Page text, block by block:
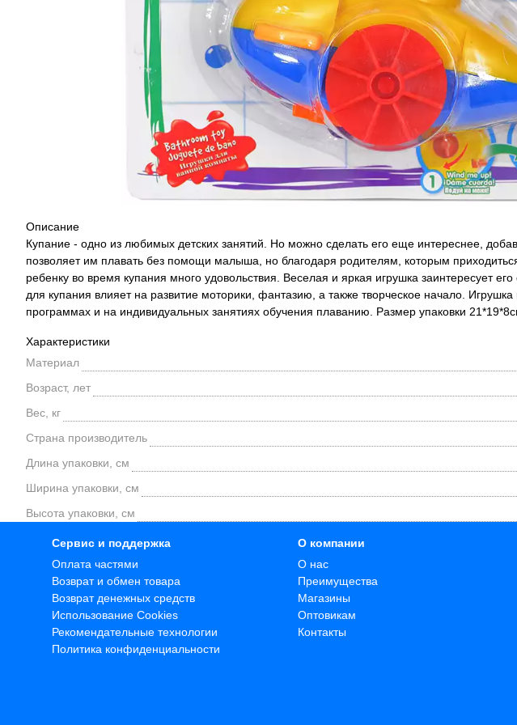
Описание
Купание - одно из любимых детских занятий. Но можно сделать его еще интереснее,
позволяет им плавать без помощи малыша, но благодаря родителям, которым
ребенку во время купания много удовольствия. Веселая и яркая игрушка заинтересует
для купания влияет на развитие моторики, фантазию, а также творческое начало. Игрушка
программах и на индивидуальных занятиях обучения плаванию. Размер упаковки
Характеристики
Материал
Возраст, лет
Вес, кг
Страна производитель
Длина упаковки, см
Ширина упаковки, см
Высота упаковки, см
Сервис и поддержка
Оплата частями
Возврат и обмен товара
Возврат денежных средств
Использование Cookies
Рекомендательные технологии
Политика конфиденциальности
О компании
О нас
Преимущества
Магазины
Оптовикам
Контакты